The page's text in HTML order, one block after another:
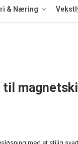
& Næring
til